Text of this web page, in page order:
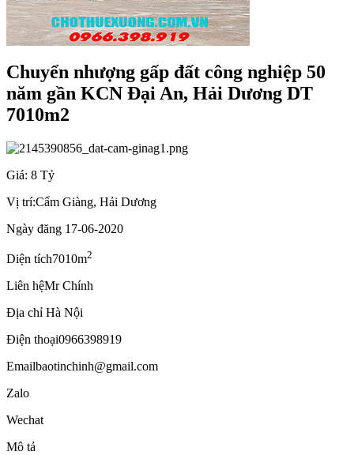
Chuyển nhượng gấp đất công nghiệp 50
năm gần KCN Đại An, Hải Dương DT
7010m2
Giá: 8 Tỷ
Vị trí:Cẩm Giàng, Hải Dương
Ngày đăng 17-06-2020
Diện tích7010m2
Liên hệMr Chính
Địa chỉ Hà Nội
Điện thoại0966398919
Emailbaotinchinh@gmail.com
Zalo
Wechat
Mô tả